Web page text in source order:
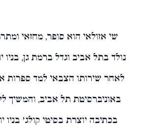
שי אזולאי הוא סופר, מחזאי
נולד בתל אביב וגדל ברמת גן, בניו
לאחר שירותו הצבאי למד ספרות
באוניברסיטת תל אביב, והמשיך
בכתיבה יוצרת בסיטי קולג’ בניו